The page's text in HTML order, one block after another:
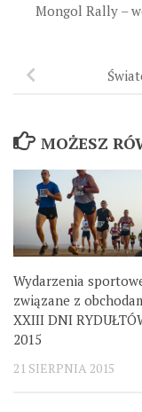
Mongol Rally –
MOŻESZ
Wydarzenia
związane z
XXIII DNI
2015
21 SIERPNIA 2015